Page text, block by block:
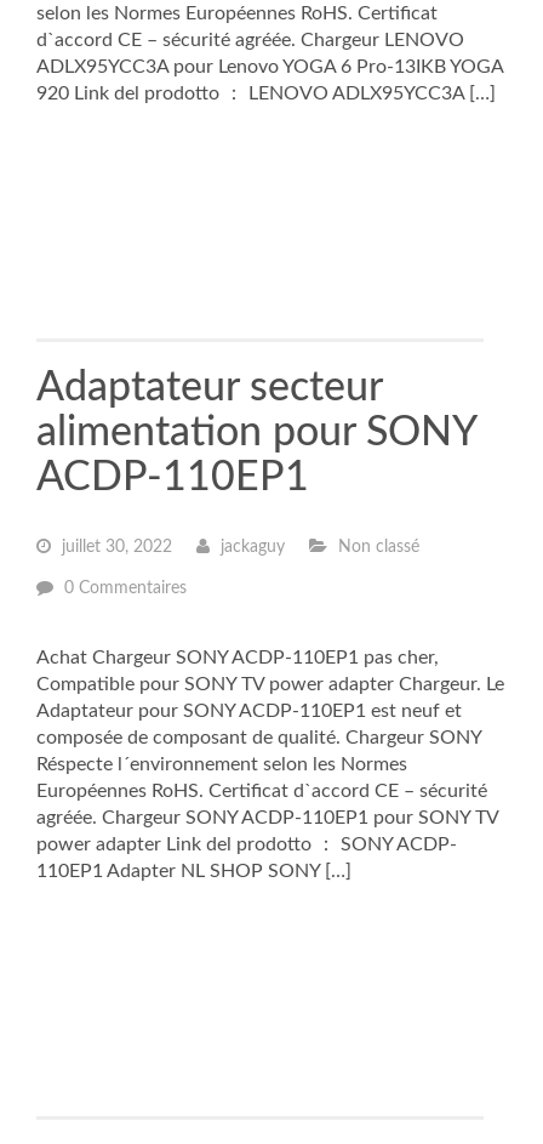
selon les Normes Européennes RoHS. Certificat
d`accord CE – sécurité agréée. Chargeur LENOVO
ADLX95YCC3A pour Lenovo YOGA 6 Pro-13IKB YOGA
920 Link del prodotto ： LENOVO ADLX95YCC3A […]
Adaptateur secteur
alimentation pour SONY
ACDP-110EP1
juillet 30, 2022 jackaguy Non classé
0 Commentaires
Achat Chargeur SONY ACDP-110EP1 pas cher,
Compatible pour SONY TV power adapter Chargeur. Le
Adaptateur pour SONY ACDP-110EP1 est neuf et
composée de composant de qualité. Chargeur SONY
Réspecte l´environnement selon les Normes
Européennes RoHS. Certificat d`accord CE – sécurité
agréée. Chargeur SONY ACDP-110EP1 pour SONY TV
power adapter Link del prodotto ： SONY ACDP-
110EP1 Adapter NL SHOP SONY […]